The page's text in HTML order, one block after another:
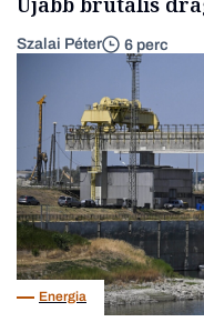
Szalai Péter 6 perc
Energia